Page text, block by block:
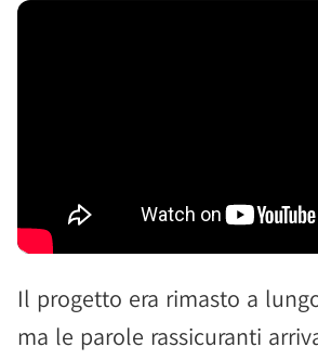
Il progetto era rimasto a
ma le parole rassicuranti